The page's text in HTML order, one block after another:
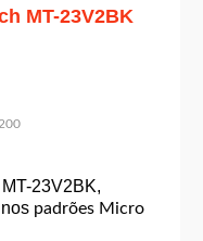
MT-23V2BK
23V2BK,
padrões Micro